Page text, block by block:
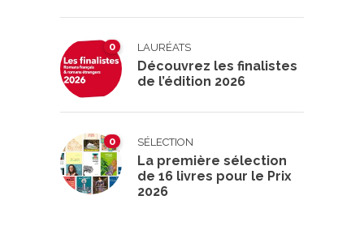
0 LAURÉATS
Découvrez les finalistes
de l’édition 2026
0 SÉLECTION
La première sélection
de 16 livres pour le Prix
2026